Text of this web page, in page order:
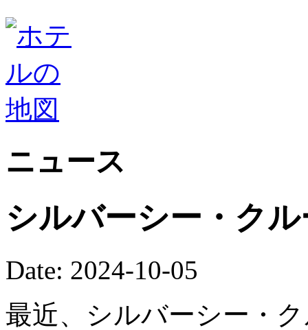
ニュース
シルバーシー・ク
Date: 2024-10-05
最近、シルバーシー・